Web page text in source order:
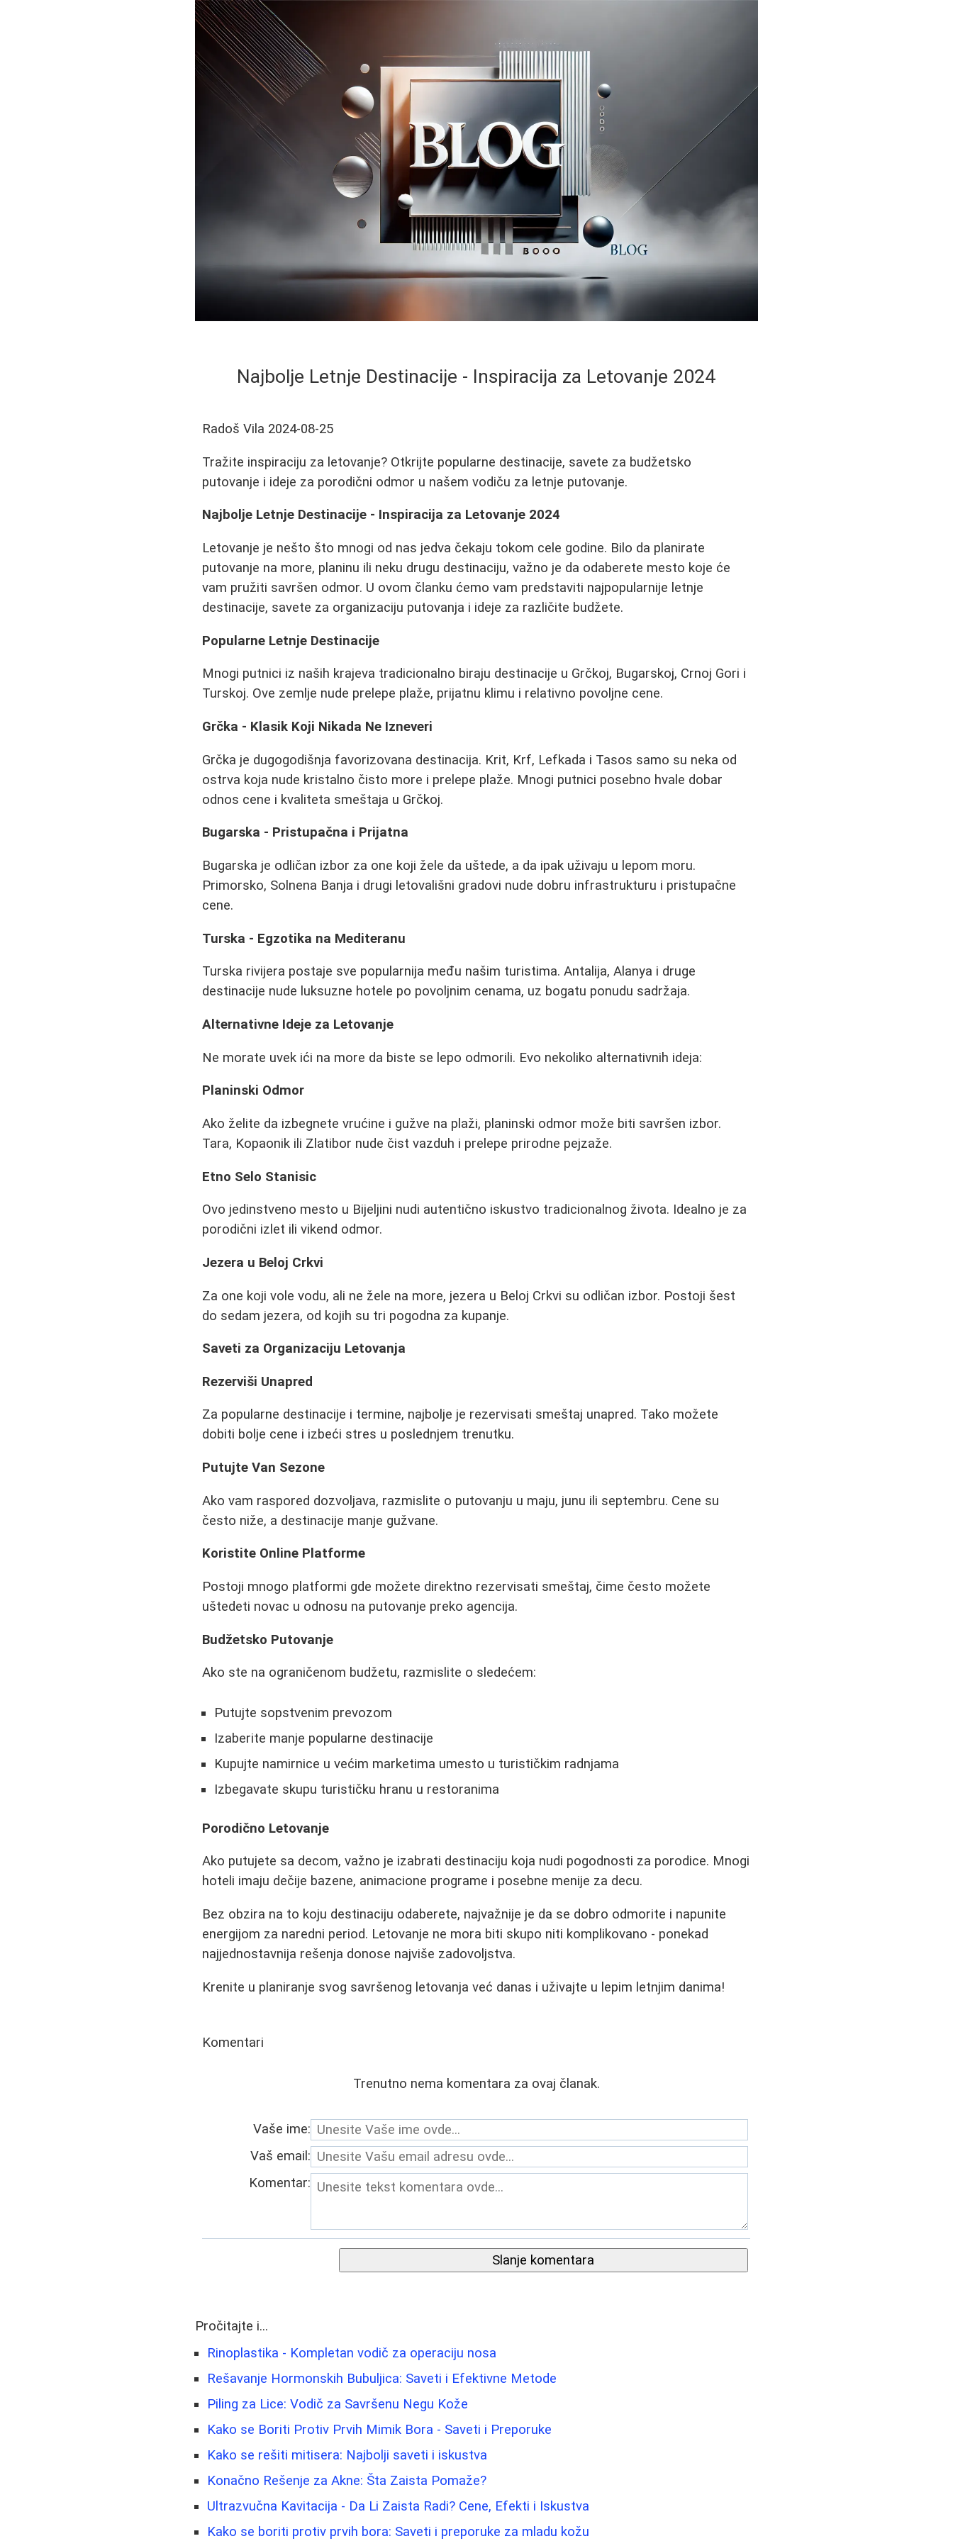
Najbolje Letnje Destinacije - Inspiracija za Letovanje 2024
Radoš Vila 2024-08-25
Tražite inspiraciju za letovanje? Otkrijte popularne destinacije, savete za budžetsko
putovanje i ideje za porodični odmor u našem vodiču za letnje putovanje.
Najbolje Letnje Destinacije - Inspiracija za Letovanje 2024
Letovanje je nešto što mnogi od nas jedva čekaju tokom cele godine. Bilo da planirate
putovanje na more, planinu ili neku drugu destinaciju, važno je da odaberete mesto koje će
vam pružiti savršen odmor. U ovom članku ćemo vam predstaviti najpopularnije letnje
destinacije, savete za organizaciju putovanja i ideje za različite budžete.
Popularne Letnje Destinacije
Mnogi putnici iz naših krajeva tradicionalno biraju destinacije u Grčkoj, Bugarskoj, Crnoj Gori i
Turskoj. Ove zemlje nude prelepe plaže, prijatnu klimu i relativno povoljne cene.
Grčka - Klasik Koji Nikada Ne Izneveri
Grčka je dugogodišnja favorizovana destinacija. Krit, Krf, Lefkada i Tasos samo su neka od
ostrva koja nude kristalno čisto more i prelepe plaže. Mnogi putnici posebno hvale dobar
odnos cene i kvaliteta smeštaja u Grčkoj.
Bugarska - Pristupačna i Prijatna
Bugarska je odličan izbor za one koji žele da uštede, a da ipak uživaju u lepom moru.
Primorsko, Solnena Banja i drugi letovališni gradovi nude dobru infrastrukturu i pristupačne
cene.
Turska - Egzotika na Mediteranu
Turska rivijera postaje sve popularnija među našim turistima. Antalija, Alanya i druge
destinacije nude luksuzne hotele po povoljnim cenama, uz bogatu ponudu sadržaja.
Alternativne Ideje za Letovanje
Ne morate uvek ići na more da biste se lepo odmorili. Evo nekoliko alternativnih ideja:
Planinski Odmor
Ako želite da izbegnete vrućine i gužve na plaži, planinski odmor može biti savršen izbor.
Tara, Kopaonik ili Zlatibor nude čist vazduh i prelepe prirodne pejzaže.
Etno Selo Stanisic
Ovo jedinstveno mesto u Bijeljini nudi autentično iskustvo tradicionalnog života. Idealno je za
porodični izlet ili vikend odmor.
Jezera u Beloj Crkvi
Za one koji vole vodu, ali ne žele na more, jezera u Beloj Crkvi su odličan izbor. Postoji šest
do sedam jezera, od kojih su tri pogodna za kupanje.
Saveti za Organizaciju Letovanja
Rezerviši Unapred
Za popularne destinacije i termine, najbolje je rezervisati smeštaj unapred. Tako možete
dobiti bolje cene i izbeći stres u poslednjem trenutku.
Putujte Van Sezone
Ako vam raspored dozvoljava, razmislite o putovanju u maju, junu ili septembru. Cene su
često niže, a destinacije manje gužvane.
Koristite Online Platforme
Postoji mnogo platformi gde možete direktno rezervisati smeštaj, čime često možete
uštedeti novac u odnosu na putovanje preko agencija.
Budžetsko Putovanje
Ako ste na ograničenom budžetu, razmislite o sledećem:
Putujte sopstvenim prevozom
Izaberite manje popularne destinacije
Kupujte namirnice u većim marketima umesto u turističkim radnjama
Izbegavate skupu turističku hranu u restoranima
Porodično Letovanje
Ako putujete sa decom, važno je izabrati destinaciju koja nudi pogodnosti za porodice. Mnogi
hoteli imaju dečije bazene, animacione programe i posebne menije za decu.
Bez obzira na to koju destinaciju odaberete, najvažnije je da se dobro odmorite i napunite
energijom za naredni period. Letovanje ne mora biti skupo niti komplikovano - ponekad
najjednostavnija rešenja donose najviše zadovoljstva.
Krenite u planiranje svog savršenog letovanja već danas i uživajte u lepim letnjim danima!
Komentari
Trenutno nema komentara za ovaj članak.
Vaše ime:
Vaš email:
Komentar:
Slanje komentara
Pročitajte i...
Rinoplastika - Kompletan vodič za operaciju nosa
Rešavanje Hormonskih Bubuljica: Saveti i Efektivne Metode
Piling za Lice: Vodič za Savršenu Negu Kože
Kako se Boriti Protiv Prvih Mimik Bora - Saveti i Preporuke
Kako se rešiti mitisera: Najbolji saveti i iskustva
Konačno Rešenje za Akne: Šta Zaista Pomaže?
Ultrazvučna Kavitacija - Da Li Zaista Radi? Cene, Efekti i Iskustva
Kako se boriti protiv prvih bora: Saveti i preporuke za mladu kožu